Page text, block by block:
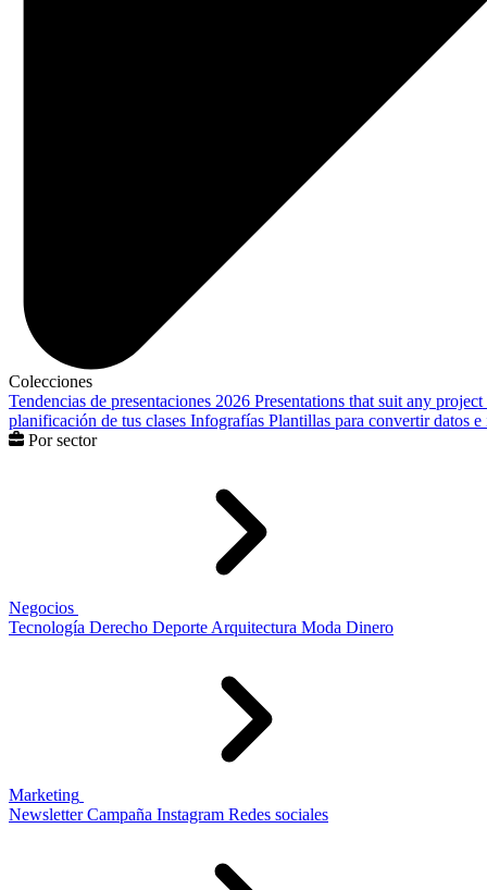
Colecciones
Tendencias de presentaciones 2026 Presentations that suit any project
planificación de tus clases Infografías Plantillas para convertir datos
Por sector
Negocios
Tecnología Derecho Deporte Arquitectura Moda Dinero
Marketing
Newsletter Campaña Instagram Redes sociales